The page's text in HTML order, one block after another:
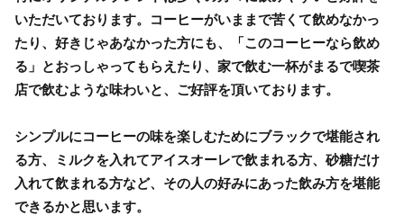
いただいております。コーヒーがいままで苦くて飲めなかっ
たり、好きじゃあなかった方にも、「このコーヒーなら飲め
る」とおっしゃってもらえたり、家で飲む一杯がまるで喫茶
店で飲むような味わいと、ご好評を頂いております。
シンプルにコーヒーの味を楽しむためにブラックで堪能され
る方、ミルクを入れてアイスオーレで飲まれる方、砂糖だけ
入れて飲まれる方など、その人の好みにあった飲み方を堪能
できるかと思います。